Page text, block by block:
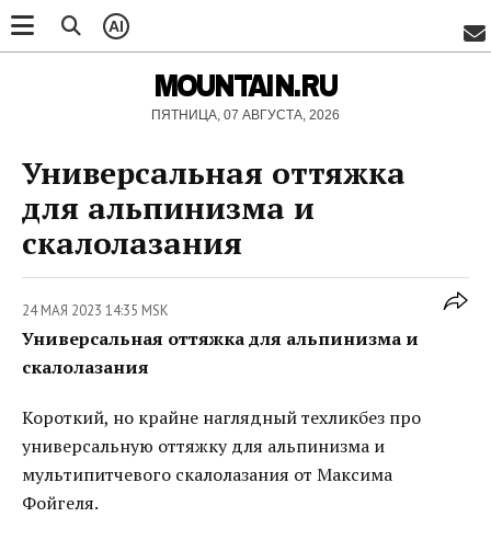
AI
MOUNTAIN.RU
ПЯТНИЦА, 07 АВГУСТА, 2026
Универсальная оттяжка
для альпинизма и
скалолазания
24 МАЯ 2023 14:35 MSK
Универсальная оттяжка для альпинизма и
скалолазания
Короткий, но крайне наглядный техликбез про
универсальную оттяжку для альпинизма и
мультипитчевого скалолазания от Максима
Фойгеля.